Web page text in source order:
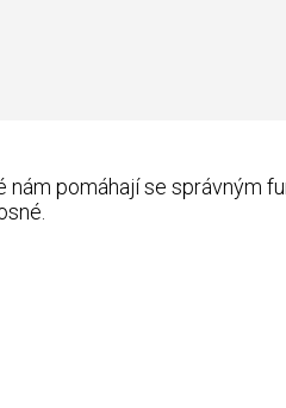
pomáhají se správným